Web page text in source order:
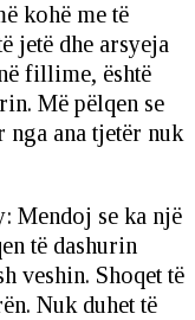
kohë me të
jetë dhe arsyeja
fillime, është
Më pëlqen se
ana tjetër nuk
Mendoj se ka një
të dashurin
veshin. Shoqet të
Nuk duhet të